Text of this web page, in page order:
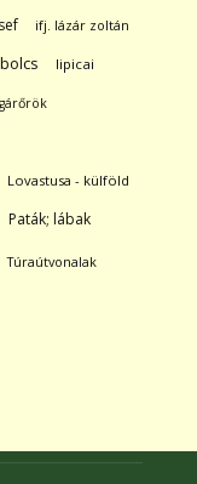
ifj. lázár zoltán
lipicai
Lovastusa - külföld
Paták; lábak
Túraútvonalak